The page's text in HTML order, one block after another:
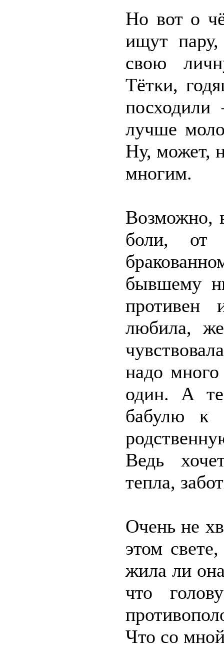
Но вот о
ищут пару,
свою
Тётки,
посходили
лучше
Ну, может,
многим.
Возможно,
боли, от
бывшему
любила,
надо
один. А
бабулю к
Ведь
тепла,
Очень не
этом
жила ли
что
Что со